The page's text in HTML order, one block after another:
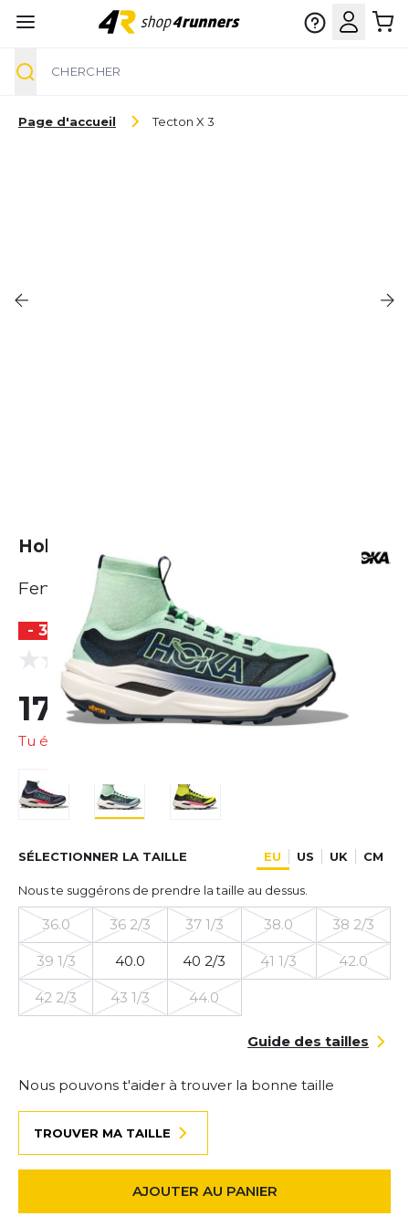
Page d'accueil Tecton X 3
Hoka Tecton X 3
Femme
- 30 %
BESTSELLER
0.0 (0 Avis)
175,45 € 252,10 €
Tu économises
SÉLECTIONNER LA TAILLE EU US UK CM
Nous te suggérons de prendre la taille au dessus.
36.0 36 2/3 37 1/3 38.0 38 2/3
39 1/3 40.0 40 2/3 41 1/3 42.0
42 2/3 43 1/3 44.0
Guide des tailles
Nous pouvons t'aider à trouver la bonne taille
TROUVER MA TAILLE
AJOUTER AU PANIER